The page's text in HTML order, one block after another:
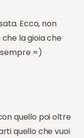
Ecco, non
che la gioia che
=)
quello poi oltre
quello che vuoi